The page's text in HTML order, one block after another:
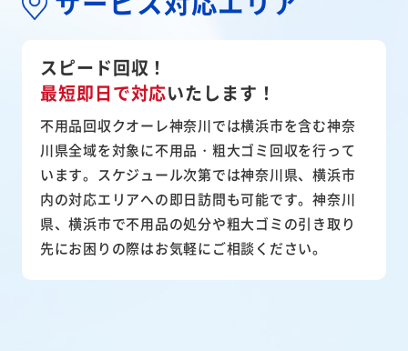
最短即日で対応
川県全域を対象に不用品・粗大ゴミ回収を行って
います。スケジュール次第では神奈川県、横浜市
内の対応エリアへの即日訪問も可能です。神奈川
県、横浜市で不用品の処分や粗大ゴミの引き取り
先にお困りの際はお気軽にご相談ください。